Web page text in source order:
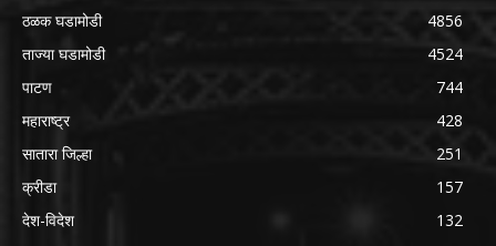
ठळक घडामोडी
4856
ताज्या घडामोडी
4524
पाटण
744
महाराष्ट्र
428
सातारा जिल्हा
251
क्रीडा
157
देश-विदेश
132